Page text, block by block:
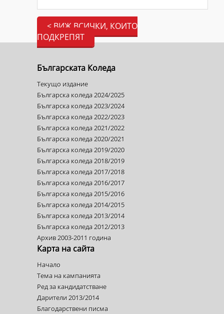
< ВИЖ ВСИЧКИ, КОИТО
ПОДКРЕПЯТ
Българската Коледа
Текущо издание
Българска коледа 2024/2025
Българска коледа 2023/2024
Българска коледа 2022/2023
Българска коледа 2021/2022
Българска коледа 2020/2021
Българска коледа 2019/2020
Българска коледа 2018/2019
Българска коледа 2017/2018
Българска коледа 2016/2017
Българска коледа 2015/2016
Българска коледа 2014/2015
Българска коледа 2013/2014
Българска коледа 2012/2013
Архив 2003-2011 година
Карта на сайта
Начало
Тема на кампанията
Ред за кандидатстване
Дарители 2013/2014
Благодарствени писма